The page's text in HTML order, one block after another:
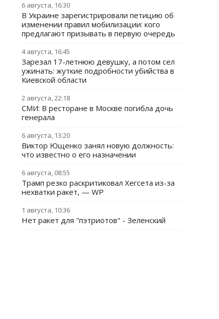
6 августа, 16:30
В Украине зарегистрировали петицию об
изменении правил мобилизации: кого
предлагают призывать в первую очередь
4 августа, 16:45
Зарезал 17-летнюю девушку, а потом сел
ужинать: жуткие подробности убийства в
Киевской области
2 августа, 22:18
СМИ: В ресторане в Москве погибла дочь
генерала
6 августа, 13:20
Виктор Ющенко занял новую должность:
что известно о его назначении
6 августа, 08:55
Трамп резко раскритиковал Хегсета из-за
нехватки ракет, — WP
1 августа, 10:36
Нет ракет для "пэтриотов" - Зеленский